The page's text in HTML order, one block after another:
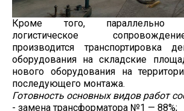
Кроме того, параллельно
логистическое
производится транспортировка
оборудования на складские
нового оборудования на
последующего монтажа.
Готовность основных видов работ
- замена трансформатора №1 — 88%;